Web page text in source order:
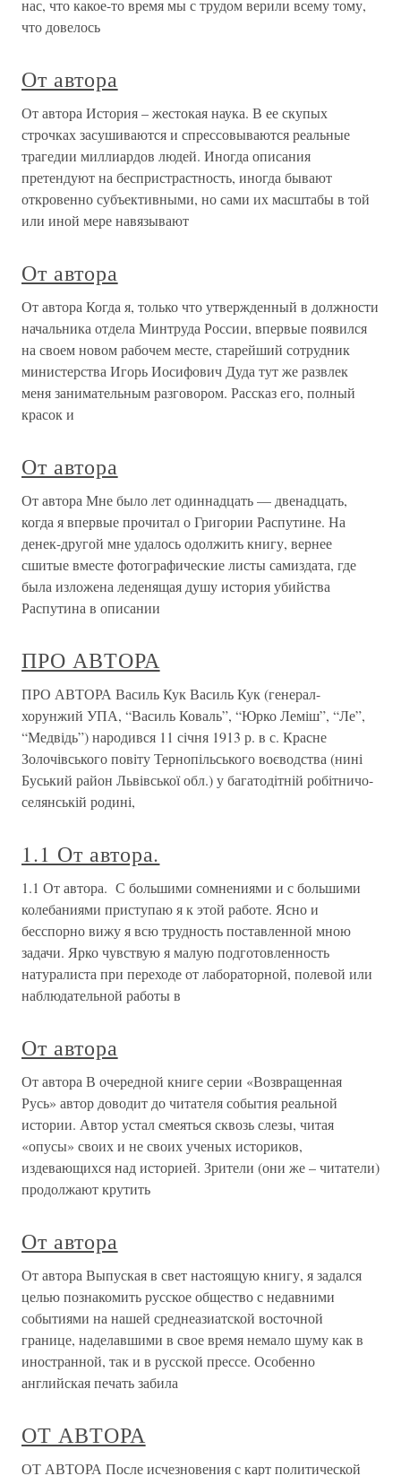
нас, что какое-то время мы с трудом верили всему тому,
что довелось
От автора
От автора История – жестокая наука. В ее скупых
строчках засушиваются и спрессовываются реальные
трагедии миллиардов людей. Иногда описания
претендуют на беспристрастность, иногда бывают
откровенно субъективными, но сами их масштабы в той
или иной мере навязывают
От автора
От автора Когда я, только что утвержденный в должности
начальника отдела Минтруда России, впервые появился
на своем новом рабочем месте, старейший сотрудник
министерства Игорь Иосифович Дуда тут же развлек
меня занимательным разговором. Рассказ его, полный
красок и
От автора
От автора Мне было лет одиннадцать — двенадцать,
когда я впервые прочитал о Григории Распутине. На
денек-другой мне удалось одолжить книгу, вернее
сшитые вместе фотографические листы самиздата, где
была изложена леденящая душу история убийства
Распутина в описании
ПРО АВТОРА
ПРО АВТОРА Василь Кук Василь Кук (генерал-
хорунжий УПА, “Василь Коваль”, “Юрко Леміш”, “Ле”,
“Медвідь”) народився 11 січня 1913 р. в с. Красне
Золочівського повіту Тернопільського воєводства (нині
Буський район Львівської обл.) у багатодітній робітничо-
селянській родині,
1.1 От автора.
1.1 От автора. С большими сомнениями и с большими
колебаниями приступаю я к этой работе. Ясно и
бесспорно вижу я всю трудность поставленной мною
задачи. Ярко чувствую я малую подготовленность
натуралиста при переходе от лабораторной, полевой или
наблюдательной работы в
От автора
От автора В очередной книге серии «Возвращенная
Русь» автор доводит до читателя события реальной
истории. Автор устал смеяться сквозь слезы, читая
«опусы» своих и не своих ученых историков,
издевающихся над историей. Зрители (они же – читатели)
продолжают крутить
От автора
От автора Выпуская в свет настоящую книгу, я задался
целью познакомить русское общество с недавними
событиями на нашей среднеазиатской восточной
границе, наделавшими в свое время немало шуму как в
иностранной, так и в русской прессе. Особенно
английская печать забила
ОТ АВТОРА
ОТ АВТОРА После исчезновения с карт политической